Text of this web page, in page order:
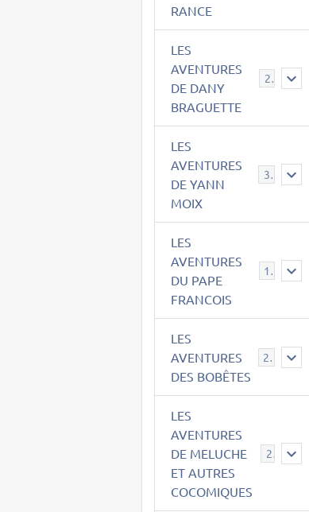
RANCE
LES
AVENTURES
DE DANY
BRAGUETTE
29
LES
AVENTURES
DE YANN
MOIX
39
LES
AVENTURES
DU PAPE
FRANCOIS
15
LES
AVENTURES
DES BOBÊTES
23
LES
AVENTURES
DE MELUCHE
ET AUTRES
COCOMIQUES
22